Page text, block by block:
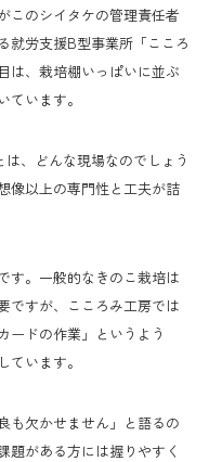
このシイタケの管理責任者
就労支援B型事業所「こころ
は、栽培棚いっぱいに並ぶ
います。
、どんな現場なのでしょう
像以上の専門性と工夫が詰
す。一般的なきのこ栽培は
ですが、こころみ工房では
ードの作業」というよう
います。
も欠かせません」と語るの
題がある方には握りやすく